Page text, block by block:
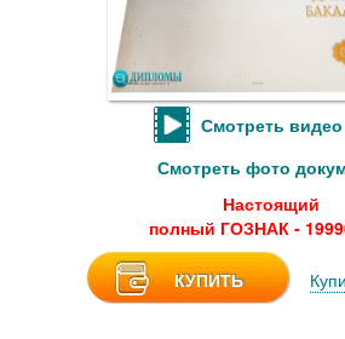
Смотреть видео
Смотреть фото
Настоящий
полный ГОЗНАК -
КУПИТЬ